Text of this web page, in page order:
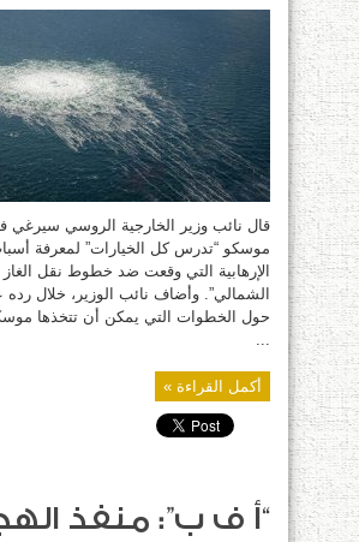
الروسية:
الخيارات
لتحديد
أسباب
تفجيرات
“السيل
الشمالي”
مغلقة
قال نائب وزير الخارجية الروسي سيرغي
موسكو “تدرس كل الخيارات” لمعرفة
الإرهابية التي وقعت ضد خطوط نقل الغاز
الشمالي”. وأضاف نائب الوزير، خلال
حول الخطوات التي يمكن أن تتخذها
...
أكمل القراءة »
“أ ف ب”: منفذ